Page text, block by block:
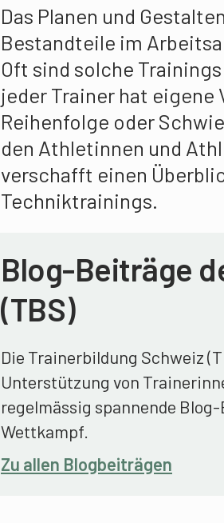
Das Planen und
Bestandteile im
Oft sind solche
jeder Trainer hat eigene
Reihenfolge oder
den Athletinnen und
verschafft einen
Techniktrainings.
Blog-Beiträge
(TBS)
Die Trainerbildung Schweiz
Unterstützung von
regelmässig spannende
Wettkampf.
Zu allen Blogbeiträgen